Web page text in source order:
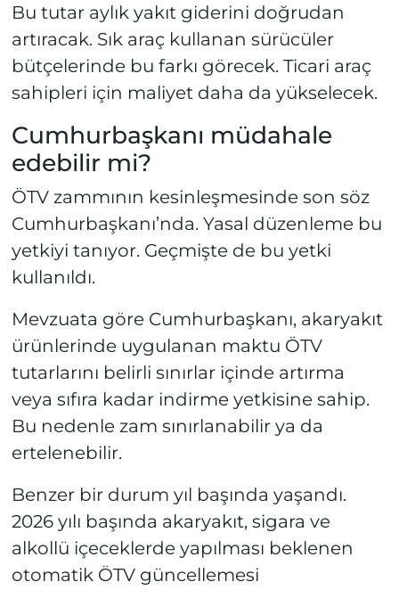
Bu tutar aylık yakıt giderini doğrudan
artıracak. Sık araç kullanan sürücüler
bütçelerinde bu farkı görecek. Ticari araç
sahipleri için maliyet daha da yükselecek.
Cumhurbaşkanı müdahale
edebilir mi?
ÖTV zammının kesinleşmesinde son söz
Cumhurbaşkanı’nda. Yasal düzenleme bu
yetkiyi tanıyor. Geçmişte de bu yetki
kullanıldı.
Mevzuata göre Cumhurbaşkanı, akaryakıt
ürünlerinde uygulanan maktu ÖTV
tutarlarını belirli sınırlar içinde artırma
veya sıfıra kadar indirme yetkisine sahip.
Bu nedenle zam sınırlanabilir ya da
ertelenebilir.
Benzer bir durum yıl başında yaşandı.
2026 yılı başında akaryakıt, sigara ve
alkollü içeceklerde yapılması beklenen
otomatik ÖTV güncellemesi